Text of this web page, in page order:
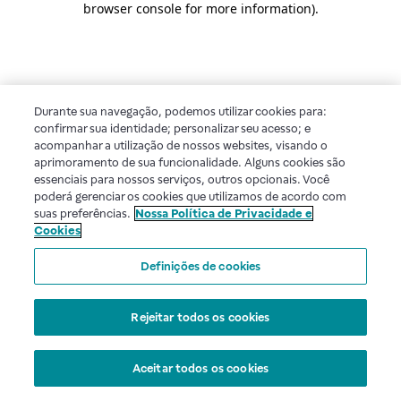
browser console for more information).
Durante sua navegação, podemos utilizar cookies para:
confirmar sua identidade; personalizar seu acesso; e
acompanhar a utilização de nossos websites, visando o
aprimoramento de sua funcionalidade. Alguns cookies são
essenciais para nossos serviços, outros opcionais. Você
poderá gerenciar os cookies que utilizamos de acordo com
suas preferências. Nossa Política de Privacidade e
Cookies
Definições de cookies
Rejeitar todos os cookies
Aceitar todos os cookies